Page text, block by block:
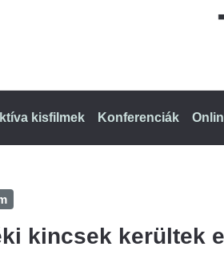
kisfilmek Konferenciák
kincsek kerültek